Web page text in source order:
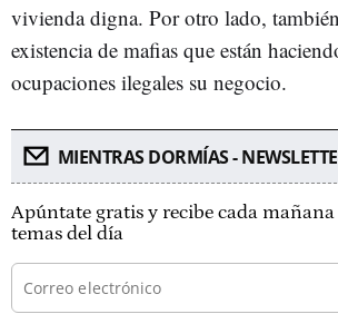
vivienda digna. Por otro lado,
existencia de mafias que están
ocupaciones ilegales su negocio.
MIENTRAS DORMÍAS -
Apúntate gratis y recibe cada
temas del día